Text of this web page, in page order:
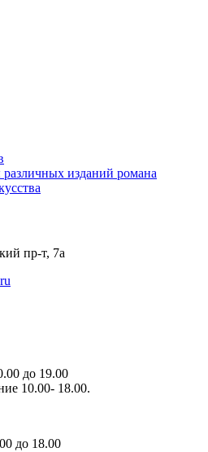
изданий романа
пр-т, 7а
до 19.00
10.00- 18.00.
до 18.00